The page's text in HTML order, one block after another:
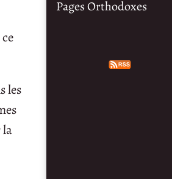
les
la
Pages Orthodoxes